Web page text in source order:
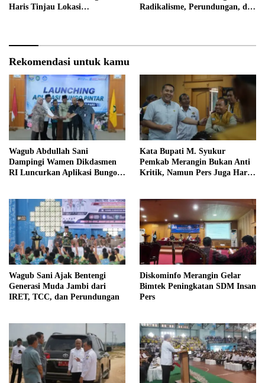
Haris Tinjau Lokasi
Radikalisme, Perundungan, dan
Rekomendasi untuk kamu
Wagub Abdullah Sani
Dampingi Wamen Dikdasmen
RI Luncurkan Aplikasi Bungo
Kata Bupati M. Syukur
Pemkab Merangin Bukan Anti
Kritik, Namun Pers Juga Harus
Wagub Sani Ajak Bentengi
Generasi Muda Jambi dari
IRET, TCC, dan Perundungan
Diskominfo Merangin Gelar
Bimtek Peningkatan SDM Insan
Pers